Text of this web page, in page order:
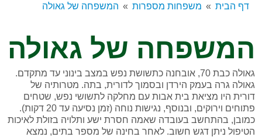
דף הבית משפחות מספרות המשפחה של גאולה
המשפחה של גאולה
גאולה כבת 70, אובחנה כתשושת נפש במצב בינוני עד מתקדם.
גאולה גרה בעמק הירדן ובסמוך לדורית, בתה. מטרותיה של
דורית היו מציאת בית אבות עם מחלקה לתשושי נפש, שטחים
פתוחים וירוקים, ובנוסף, נגישות נוחה (זמן נסיעה עד 20 דקות).
כמובן, בהתחשב בעובדה שאמה חסרת ישע ותלויה בזולת לאיכות
הטיפול ניתן דגש חשוב. לאחר בחינה של מספר בתים, נמצא